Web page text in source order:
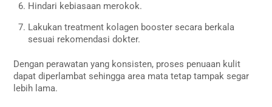
Hindari kebiasaan merokok.
Lakukan treatment kolagen booster secara berkala
sesuai rekomendasi dokter.
Dengan perawatan yang konsisten, proses penuaan kulit
dapat diperlambat sehingga area mata tetap tampak segar
lebih lama.